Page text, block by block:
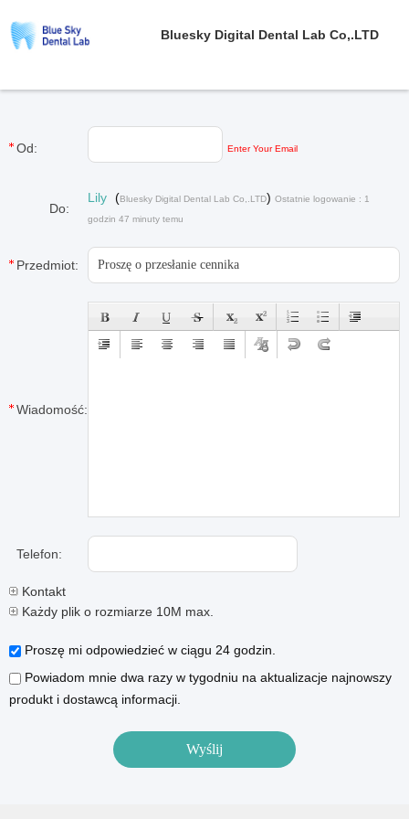
Bluesky Digital Dental Lab Co,.LTD
Od: Enter Your Email
Do:
Lily (Bluesky Digital Dental Lab Co,.LTD) Ostatnie logowanie : 1
godzin 47 minuty temu
Przedmiot:
Wiadomość:
Telefon:
Kontakt
Każdy plik o rozmiarze 10M max.
Proszę mi odpowiedzieć w ciągu 24 godzin.
Powiadom mnie dwa razy w tygodniu na aktualizacje najnowszy
produkt i dostawcą informacji.